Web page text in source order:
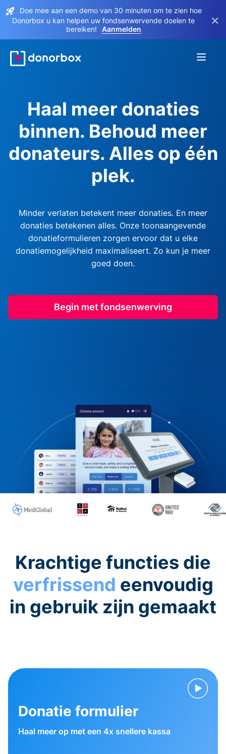
Doe mee aan een demo van 30 minuten om te zien hoe
Donorbox u kan helpen uw fondsenwervende doelen te
bereiken!
Aanmelden
×
Haal meer donaties
binnen. Behoud meer
donateurs. Alles op één
plek.
Minder verlaten betekent meer donaties. En meer
donaties betekenen alles. Onze toonaangevende
donatieformulieren zorgen ervoor dat u elke
donatiemogelijkheid maximaliseert. Zo kun je meer
goed doen.
Begin met fondsenwerving
Krachtige functies die
verfrissend eenvoudig
in gebruik zijn gemaakt
Donatie formulier
Haal meer op met een 4x snellere kassa